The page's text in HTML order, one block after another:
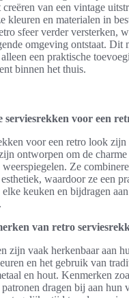
creëren van een vintage
kleuren en materialen in
sfeer verder versterken,
omgeving ontstaat. Dit
een praktische
binnen het thuis.
serviesrekken voor een
voor een retro look zijn
ontworpen om de
weerspiegelen. Ze
waardoor ze een
keuken en bijdragen
van retro
zijn vaak herkenbaar aan
en het gebruik van
en hout. Kenmerken
patronen dragen bij aan hun